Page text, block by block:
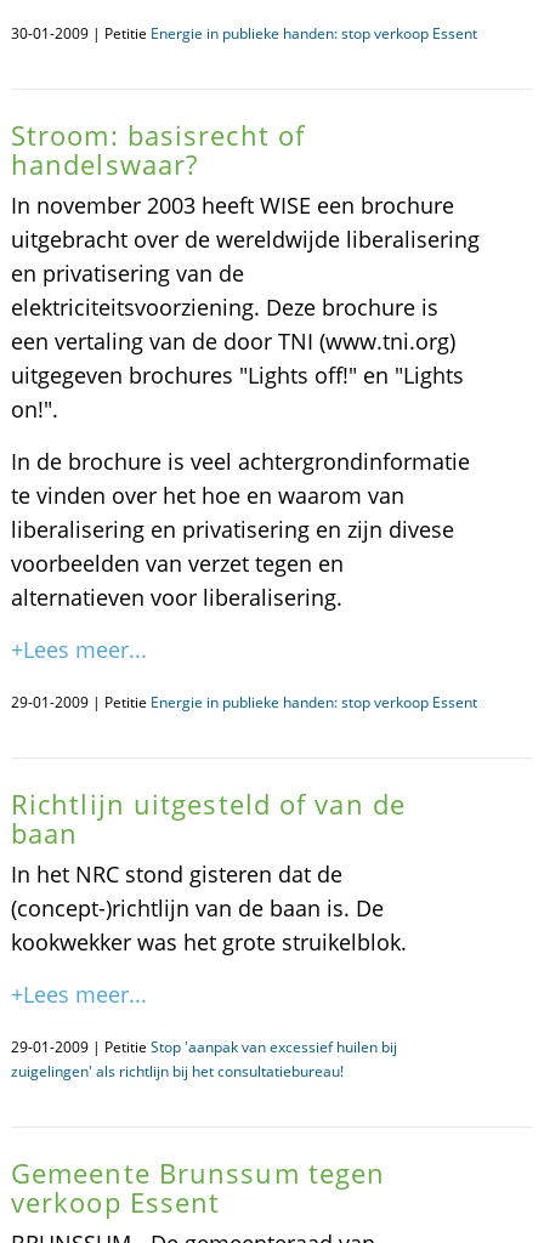
30-01-2009 | Petitie Energie in publieke handen: stop verkoop Essent
Stroom: basisrecht of
handelswaar?
In november 2003 heeft WISE een brochure
uitgebracht over de wereldwijde liberalisering
en privatisering van de
elektriciteitsvoorziening. Deze brochure is
een vertaling van de door TNI (www.tni.org)
uitgegeven brochures "Lights off!" en "Lights
on!".
In de brochure is veel achtergrondinformatie
te vinden over het hoe en waarom van
liberalisering en privatisering en zijn divese
voorbeelden van verzet tegen en
alternatieven voor liberalisering.
+Lees meer...
29-01-2009 | Petitie Energie in publieke handen: stop verkoop Essent
Richtlijn uitgesteld of van de
baan
In het NRC stond gisteren dat de
(concept-)richtlijn van de baan is. De
kookwekker was het grote struikelblok.
+Lees meer...
29-01-2009 | Petitie Stop 'aanpak van excessief huilen bij
zuigelingen' als richtlijn bij het consultatiebureau!
Gemeente Brunssum tegen
verkoop Essent